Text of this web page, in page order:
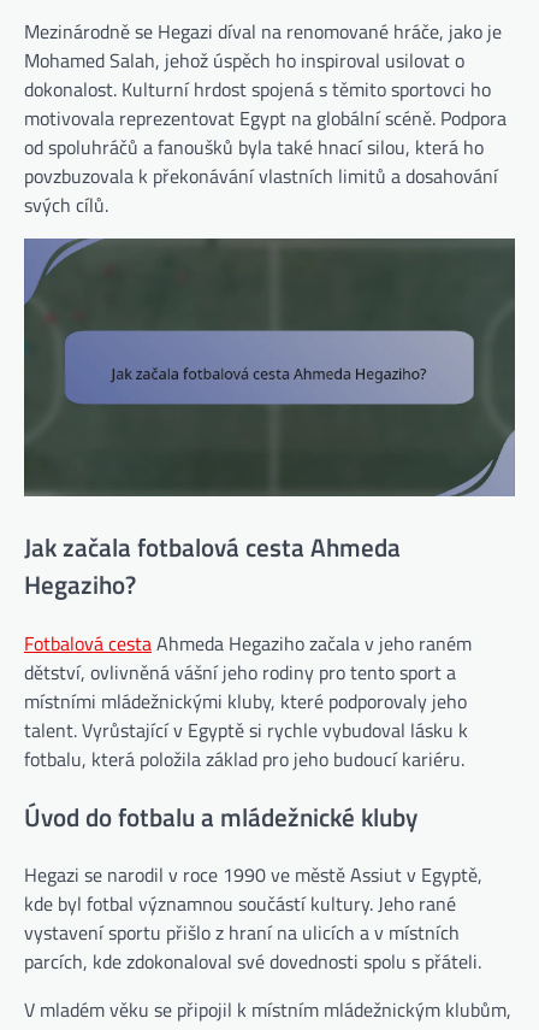
Mezinárodně se Hegazi díval na renomované hráče, jako je
Mohamed Salah, jehož úspěch ho inspiroval usilovat o
dokonalost. Kulturní hrdost spojená s těmito sportovci ho
motivovala reprezentovat Egypt na globální scéně. Podpora
od spoluhráčů a fanoušků byla také hnací silou, která ho
povzbuzovala k překonávání vlastních limitů a dosahování
svých cílů.
Jak začala fotbalová cesta Ahmeda
Hegaziho?
Fotbalová cestaAhmeda Hegaziho začala v jeho raném
dětství, ovlivněná vášní jeho rodiny pro tento sport a
místními mládežnickými kluby, které podporovaly jeho
talent. Vyrůstající v Egyptě si rychle vybudoval lásku k
fotbalu, která položila základ pro jeho budoucí kariéru.
Úvod do fotbalu a mládežnické kluby
Hegazi se narodil v roce 1990 ve městě Assiut v Egyptě,
kde byl fotbal významnou součástí kultury. Jeho rané
vystavení sportu přišlo z hraní na ulicích a v místních
parcích, kde zdokonaloval své dovednosti spolu s přáteli.
V mladém věku se připojil k místním mládežnickým klubům,